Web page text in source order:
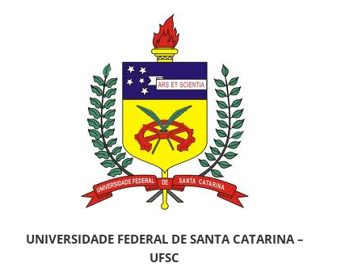
UNIVERSIDADE FEDERAL DE SANTA CATARINA –
UFSC